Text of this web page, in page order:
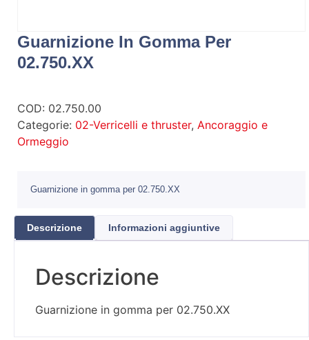
Guarnizione In Gomma Per
02.750.XX
COD: 02.750.00
Categorie: 02-Verricelli e thruster, Ancoraggio e
Ormeggio
Guarnizione in gomma per 02.750.XX
Descrizione Informazioni aggiuntive
Descrizione
Guarnizione in gomma per 02.750.XX